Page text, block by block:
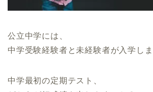
公立中学には、
中学受験経験者と未経験者が入学しま
中学最初の定期テスト、